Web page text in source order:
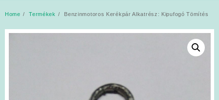
Home Termékek Benzinmotoros Kerékpár Alkatrész: Kipufogó Tömítés